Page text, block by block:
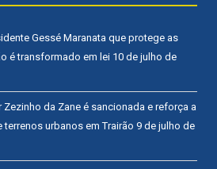
Gessé Maranata que protege as
é transformado em lei 10 de julho de
da Zane é sancionada e reforça a
terrenos urbanos em Trairão 9 de julho de